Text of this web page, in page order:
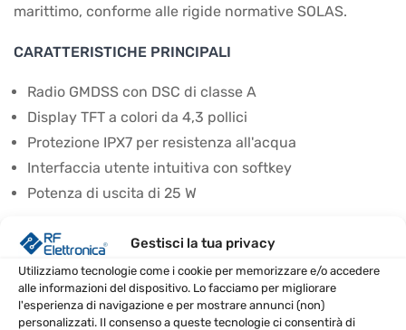
Gestisci la tua privacy
Utilizziamo tecnologie come i cookie per memorizzare e/o accedere
alle informazioni del dispositivo. Lo facciamo per migliorare
l'esperienza di navigazione e per mostrare annunci (non)
personalizzati. Il consenso a queste tecnologie ci consentirà di
marittimo, conforme alle rigide normative SOLAS.
CARATTERISTICHE PRINCIPALI
Radio GMDSS con DSC di classe A
Display TFT a colori da 4,3 pollici
Protezione IPX7 per resistenza all'acqua
Interfaccia utente intuitiva con softkey
Potenza di uscita di 25 W
CONTENUTO DELLA CONFEZIONE
Icom IC-GM600 radio VHF GMDSS
Microfono a mano HM-214V
Cavo DC